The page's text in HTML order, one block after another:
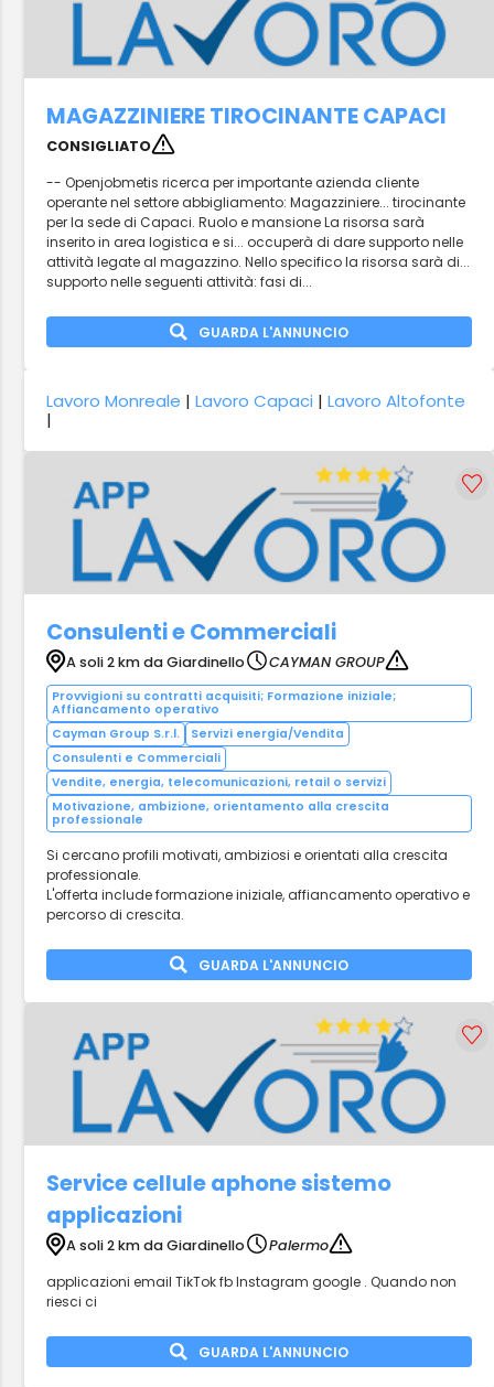
MAGAZZINIERE TIROCINANTE CAPACI
CONSIGLIATO
-- Openjobmetis ricerca per importante azienda cliente
operante nel settore abbigliamento: Magazziniere... tirocinante
per la sede di Capaci. Ruolo e mansione La risorsa sarà
inserito in area logistica e si... occuperà di dare supporto nelle
attività legate al magazzino. Nello specifico la risorsa sarà di...
supporto nelle seguenti attività: fasi di...
GUARDA L'ANNUNCIO
Lavoro Monreale |Lavoro Capaci |Lavoro Altofonte
|
Consulenti e Commerciali
A soli 2 km da Giardinello CAYMAN GROUP
Provvigioni su contratti acquisiti; Formazione iniziale;
Affiancamento operativo
Cayman Group S.r.l.
Servizi energia/Vendita
Consulenti e Commerciali
Vendite, energia, telecomunicazioni, retail o servizi
Motivazione, ambizione, orientamento alla crescita
professionale
Si cercano profili motivati, ambiziosi e orientati alla crescita
professionale.
L'offerta include formazione iniziale, affiancamento operativo e
percorso di crescita.
GUARDA L'ANNUNCIO
Service cellule aphone sistemo
applicazioni
A soli 2 km da Giardinello
Palermo
applicazioni email TikTok fb Instagram google . Quando non
riesci ci
GUARDA L'ANNUNCIO